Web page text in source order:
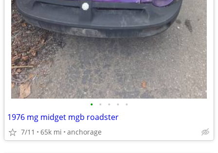
• • • • •
1976 mg midget mgb roadster
7/11 65k mi anchorage